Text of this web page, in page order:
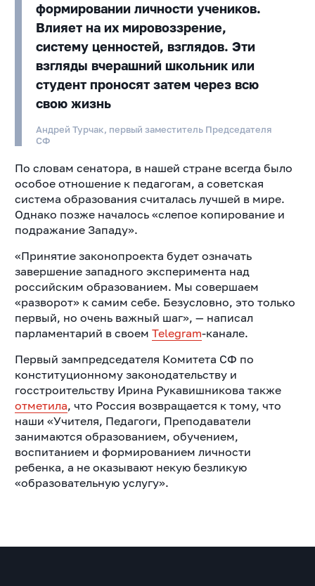
формировании личности учеников.
Влияет на их мировоззрение,
систему ценностей, взглядов. Эти
взгляды вчерашний школьник или
студент проносят затем через всю
свою жизнь
Андрей Турчак, первый заместитель Председателя
СФ
По словам сенатора, в нашей стране всегда было
особое отношение к педагогам, а советская
система образования считалась лучшей в мире.
Однако позже началось «слепое копирование и
подражание Западу».
«Принятие законопроекта будет означать
завершение западного эксперимента над
российским образованием. Мы совершаем
«разворот» к самим себе. Безусловно, это только
первый, но очень важный шаг», — написал
парламентарий в своем Telegram-канале.
Первый зампредседателя Комитета СФ по
конституционному законодательству и
госстроительству Ирина Рукавишникова также
отметила, что Россия возвращается к тому, что
наши «Учителя, Педагоги, Преподаватели
занимаются образованием, обучением,
воспитанием и формированием личности
ребенка, а не оказывают некую безликую
«образовательную услугу».